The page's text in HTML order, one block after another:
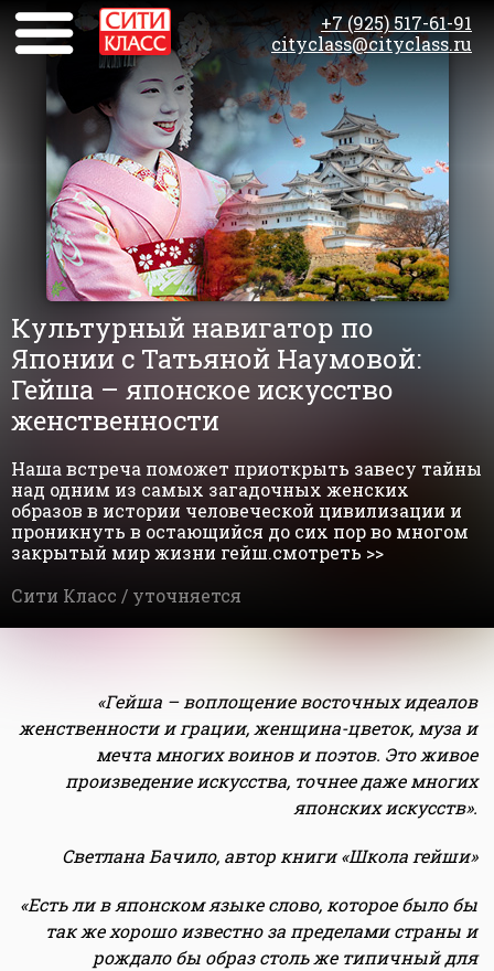
+7 (925) 517-61-91
cityclass@cityclass.ru
Культурный навигатор по
Японии с Татьяной Наумовой:
Гейша – японское искусство
женственности
Наша встреча поможет приоткрыть завесу тайны
над одним из самых загадочных женских
образов в истории человеческой цивилизации и
проникнуть в остающийся до сих пор во многом
закрытый мир жизни гейш.смотреть >>
Сити Класс / уточняется
«Гейша – воплощение восточных идеалов
женственности и грации, женщина-цветок, муза и
мечта многих воинов и поэтов. Это живое
произведение искусства, точнее даже многих
японских искусств».
Светлана Бачило, автор книги «Школа гейши»
«Есть ли в японском языке слово, которое было бы
так же хорошо известно за пределами страны и
рождало бы образ столь же типичный для